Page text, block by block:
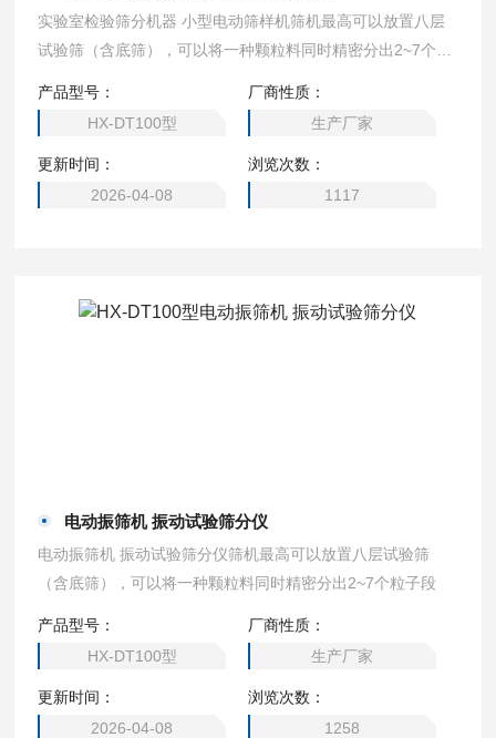
实验室检验筛分机器 小型电动筛样机筛机最高可以放置八层
试验筛（含底筛），可以将一种颗粒料同时精密分出2~7个粒
产品型号：
HX-DT100型
厂商性质：
生产厂家
更新时间：
2026-04-08
浏览次数：
1117
电动振筛机 振动试验筛分仪
电动振筛机 振动试验筛分仪筛机最高可以放置八层试验筛
（含底筛），可以将一种颗粒料同时精密分出2~7个粒子段
产品型号：
HX-DT100型
厂商性质：
生产厂家
更新时间：
2026-04-08
浏览次数：
1258